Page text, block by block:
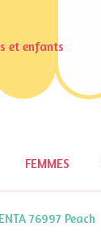
et enfants
FEMMES
76997 Peach